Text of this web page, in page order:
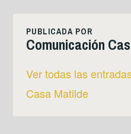
PUBLICADA POR
Comunicación
Ver todas las
Casa Matilde